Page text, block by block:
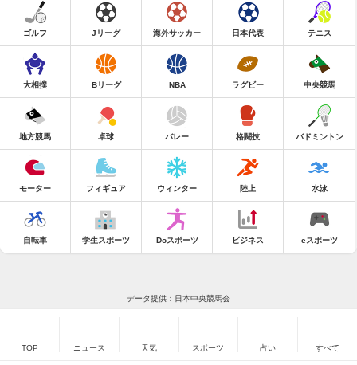
ゴルフ Jリーグ 海外サッカー 日本代表 テニス
大相撲 Bリーグ NBA ラグビー 中央競馬
地方競馬 卓球 バレー 格闘技 バドミントン
モーター フィギュア ウィンター 陸上 水泳
自転車 学生スポーツ Doスポーツ ビジネス eスポーツ
データ提供：日本中央競馬会
TOP ニュース 天気 スポーツ 占い すべて